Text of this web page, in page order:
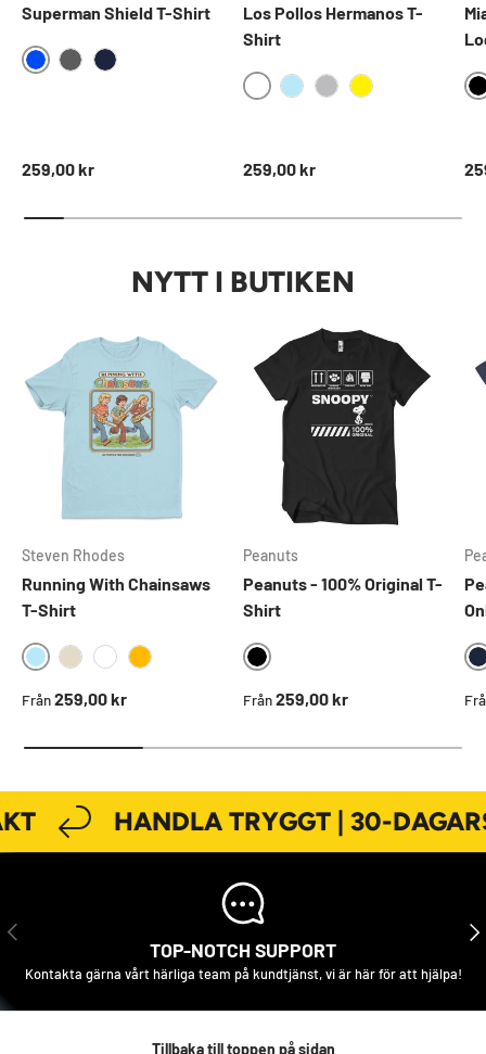
Superman Shield T-Shirt
BLUEDARKGREY
NAVY
Ordinarie pris
259,00 kr
Los Pollos Hermanos T-
Shirt
WHITESKYBLUEHEATHERGREY
YELLOW
Ordinarie pris
259,00 kr
NYTT I BUTIKEN
Steven Rhodes
Running With Chainsaws
T-Shirt
SKYBLUEKHAKIWHITEGOLD
Ordinarie pris
Från259,00 kr
Peanuts
Peanuts - 100% Original T-
Shirt
BLACK
Ordinarie pris
Från259,00 kr
HANDLA TRYGGT | 30-
FÖREGÅENDE
TOP-NOTCH SUPPORT
Kontakta gärna vårt härliga team på kundtjänst, vi är här för att hjälpa!
Tillbaka till toppen på sidan